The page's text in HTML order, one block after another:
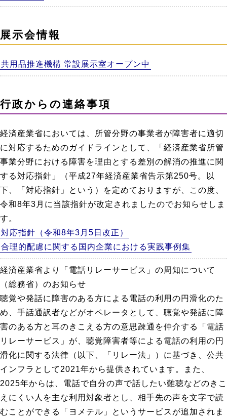
展示会情報
共用品推進機構 常設展示室オープン中
行政からの連絡事項
経済産業省においては、所管分野の事業者が障害者に適切
に対応するためのガイドラインとして、「経済産業省所管
事業分野における障害を理由とする差別の解消の推進に関
する対応指針」（平成27年経済産業省告示第250号。以
下、「対応指針」という）を定めておりますが、この度、
令和8年3月に当該指針が改定されましたのでお知らせしま
す。
対応指針（令和8年3月5日改正）
合理的配慮に関する国内企業における実践事例集
経済産業省より「電話リレーサービス」の周知について
（総務省）のお知らせ
聴覚や発話に障害のある方による電話の利用の円滑化のた
め、手話通訳者などがオペレータとして、聴覚や発話に障
害のある方と耳のきこえる方の意思疎通を仲介する「電話
リレーサービス」が、聴覚障害者等による電話の利用の円
滑化に関する法律（以下、「リレー法」）に基づき、公共
インフラとして2021年から提供されています。また、
2025年からは、電話で自分の声で話したい難聴などのきこ
えにくい人を主な利用対象者とし、相手先の声を文字で読
むことができる「ヨメテル」というサービスが追加されま